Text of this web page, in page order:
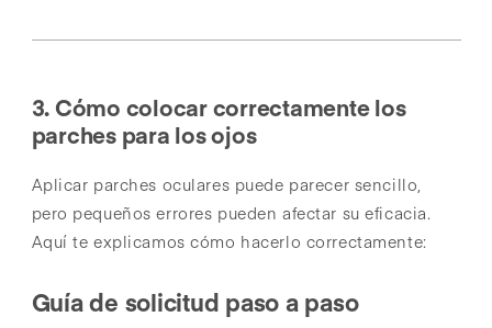
3. Cómo colocar correctamente los
parches para los ojos
Aplicar parches oculares puede parecer sencillo,
pero pequeños errores pueden afectar su eficacia.
Aquí te explicamos cómo hacerlo correctamente:
Guía de solicitud paso a paso